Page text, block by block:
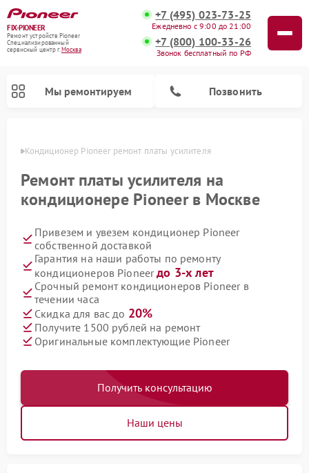
FIX-PIONEER
Ремонт устройств Pioneer
Специализированный
cервисный центр г.Москва
+7 (495) 023-73-25
Ежедневно с 9:00 до 21:00
+7 (800) 100-33-26
Звонок бесплатный по РФ
Мы ремонтируем Позвонить
Кондиционер Pioneer ремонт платы усилителя
Ремонт платы усилителя на
кондиционере Pioneer в Москве
Привезем и увезем кондиционер Pioneer
собственной доставкой
Гарантия на наши работы по ремонту
кондиционеров Pioneerдо 3-х лет
Срочный ремонт кондиционеров Pioneer в
течении часа
Скидка для вас до 20%
Получите 1500 рублей на ремонт
Оригинальные комплектующие Pioneer
Получить консультацию
Наши цены